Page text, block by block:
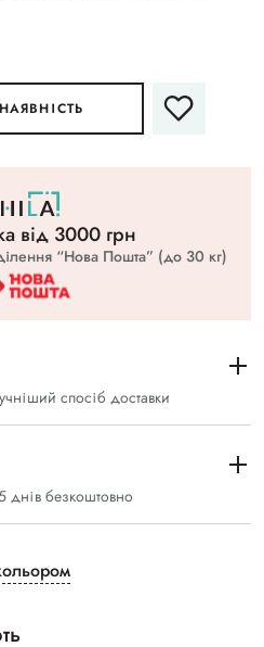
вiд 3000 грн
“Нова Пошта” (до 30 кг)
спосіб доставки
днів безкоштовно